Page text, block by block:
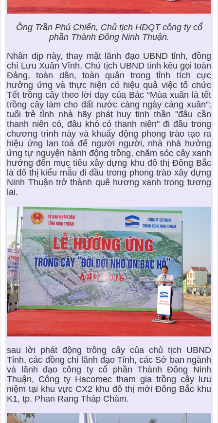
Ông Trần Phú Chiến, Chủ tịch HĐQT công ty cổ
phần Thành Đông Ninh Thuận.
Nhân dịp này, thay mặt lãnh đạo UBND tỉnh, đồng
chí Lưu Xuân Vĩnh, Chủ tịch UBND tỉnh kêu gọi toàn
Đảng, toàn dân, toàn quân trong tỉnh tích cực
hưởng ứng và thực hiện có hiệu quả việc tổ chức
Tết trồng cây theo lời dạy của Bác “Mùa xuân là tết
trồng cây làm cho đất nước càng ngày càng xuân”;
tuổi trẻ tỉnh nhà hãy phát huy tinh thần "đâu cần
thanh niên có, đâu khó có thanh niên" đi đầu trong
chương trình này và khuấy động phong trào tạo ra
hiệu ứng lan toả để người người, nhà nhà hưởng
ứng tự nguyện hành động trồng, chăm sóc cây xanh
hướng đến mục tiêu xây dựng khu đô thị Đông Bắc
là đô thị kiểu mẫu đi đầu trong phong trào xây dựng
Ninh Thuận trở thành quê hương xanh trong tương
lai.
sau lời phát động trồng cây của chủ tịch UBND
Tỉnh, các đồng chí lãnh đạo Tỉnh, các Sở ban ngành
và lãnh đạo công ty cổ phần Thành Đông Ninh
Thuận, Công ty Hacomec tham gia trồng cây lưu
niệm tại khu vực CX2 khu đô thị mới Đông Bắc khu
K1, tp. Phan Rang Tháp Chàm.